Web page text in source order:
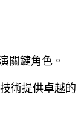
關鍵角色。
術提供卓越的